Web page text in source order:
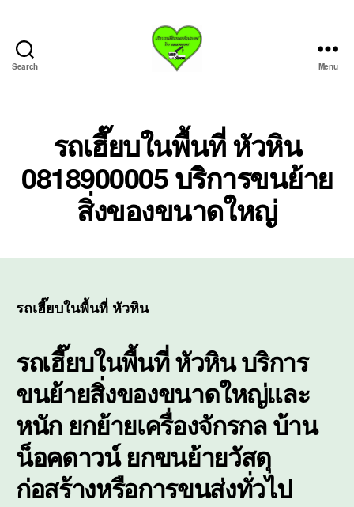
Search
บรถ
ยก
ทั่ว
ประเทศ.com
Menu
รถเฮี๊ยบในพื้นที่ หัวหิน
0818900005 บริการขนย้าย
สิ่งของขนาดใหญ่
รถเฮี๊ยบในพื้นที่ หัวหิน
รถเฮี๊ยบในพื้นที่ หัวหิน บริการ
ขนย้ายสิ่งของขนาดใหญ่และ
หนัก ยกย้ายเครื่องจักรกล บ้าน
น็อคดาวน์ ยกขนย้ายวัสดุ
ก่อสร้างหรือการขนส่งทั่วไป